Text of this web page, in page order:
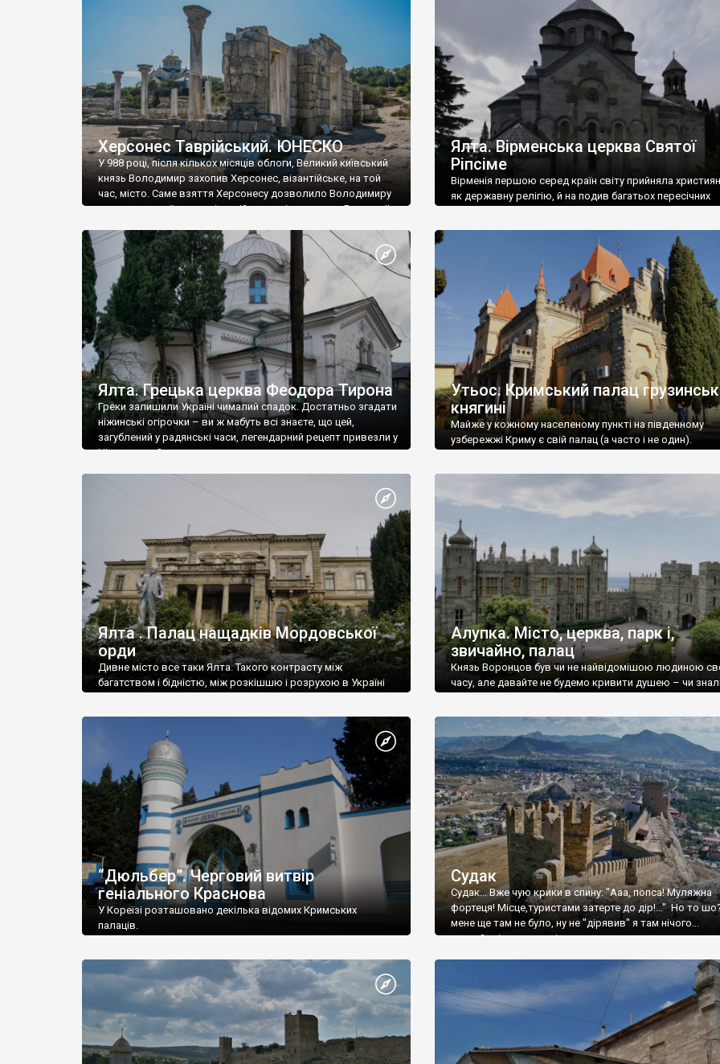
візантійської доби. Раритети викрадені з фондів об’єкту
культурної спадщини ЮНЕСКО «Херсонеса Таврійського».
Офіційно – на виставку «Золото Візантії», але експерти та
влада в Україні вважають це лише […]
називаються «повстяками» (postaki)…” “Вино. Крим
виробляє відмінне вино і його вдосталь: воно все
легке біле і дуже […]
Херсонес Таврійський. ЮНЕСКО
У 988 році, після кількох місяців облоги, Великий київський
князь Володимир захопив Херсонес, візантійське, на той
час, місто. Саме взяття Херсонесу дозволило Володимиру
диктувати свої умови візантійському імператору Василю ІІ,
Херсонесі Володимир-язичник, став Василем-
християнином. А потім було Хрещення Русі. На честь
Херсонесу Таврійського названо місто […]
Ялта. Вірменська церква Святої
Ріпсіме
Вірменія першою серед країн світу прийняла
як державну релігію, й на подив багатьох пересічних
Ялта. Грецька церква Феодора Тирона
Греки залишили Україні чималий спадок. Достатньо згадати
ніжинські огірочки – ви ж мабуть всі знаєте, що цей,
загублений у радянські часи, легендарний рецепт привезли у
Ніжин греки?
Утьос. Кримський палац
княгині
Майже у кожному населеному пункті на південному
узбережжі Криму є свій палац (а часто і не один).
Ялта . Палац нащадків Мордовської
орди
Дивне місто все таки Ялта. Такого контрасту між
багатством і бідністю, між розкішшю і розрухою в Україні
Алупка. Місто, церква, парк і,
звичайно, палац
Князь Воронцов був чи не найвідомішою людиною
часу, але давайте не будемо кривити душею – чи
“Дюльбер”. Черговий витвір
геніального Краснова
У Кореїзі розташовано декілька відомих Кримських
палаців.
Судак
Судак... Вже чую крики в спину: "Ааа, попса! Муляжна
фортеця! Місце,туристами затерте до дір!..." Но то
мене ще там не було, ну не "дірявив" я там нічого...
принаймні до цього літа.